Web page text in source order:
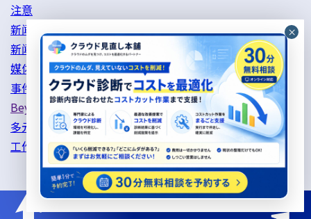
注意
新闻列表
新闻稿
媒体报道列表
事件列表
Beyond 的倡议
多元化与包容性
工作方式改革举措